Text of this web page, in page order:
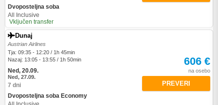
Dvoposteljna soba
All Inclusive
Vključen transfer
Dunaj
Austrian Airlines
Tja: 09:35 - 12:20 / 1h 45min
Nazaj: 13:05 - 13:55 / 1h 50min
Ned, 20.09.
Ned, 27.09.
7 dni
Dvoposteljna soba Economy
606 €
na osebo
PREVERI